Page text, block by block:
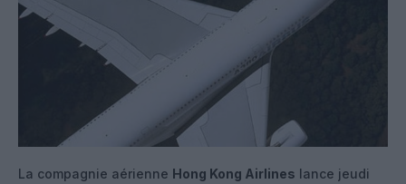
La compagnie aérienne Hong Kong Airlines lance jeudi